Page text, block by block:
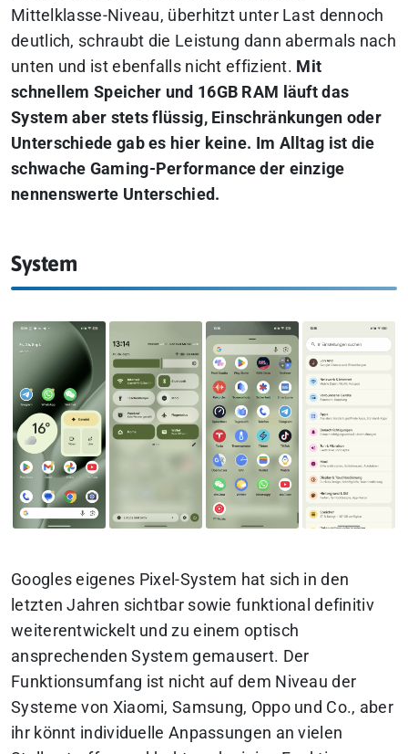
Mittelklasse-Niveau, überhitzt unter Last dennoch
deutlich, schraubt die Leistung dann abermals nach
unten und ist ebenfalls nicht effizient. Mit
schnellem Speicher und 16GB RAM läuft das
System aber stets flüssig, Einschränkungen oder
Unterschiede gab es hier keine. Im Alltag ist die
schwache Gaming-Performance der einzige
nennenswerte Unterschied.
System
Googles eigenes Pixel-System hat sich in den
letzten Jahren sichtbar sowie funktional definitiv
weiterentwickelt und zu einem optisch
ansprechenden System gemausert. Der
Funktionsumfang ist nicht auf dem Niveau der
Systeme von Xiaomi, Samsung, Oppo und Co., aber
ihr könnt individuelle Anpassungen an vielen